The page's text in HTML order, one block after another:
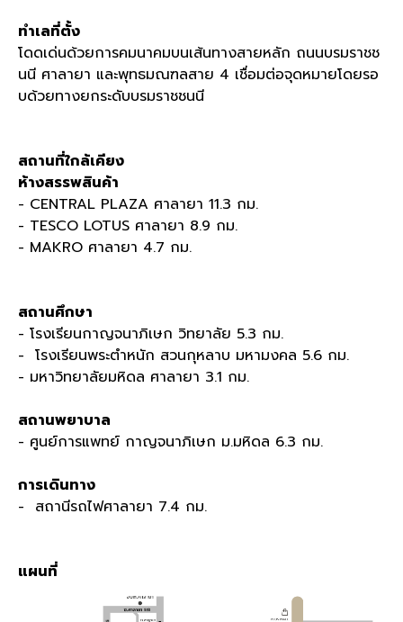
ทำเลที่ตั้ง
โดดเด่นด้วยการคมนาคมบนเส้นทางสายหลัก ถนนบรมราชช
นนี ศาลายา และพุทธมณฑลสาย 4 เชื่อมต่อจุดหมายโดยรอ
บด้วยทางยกระดับบรมราชชนนี
สถานที่ใกล้เคียง
ห้างสรรพสินค้า
- CENTRAL PLAZA ศาลายา 11.3 กม.
- TESCO LOTUS ศาลายา 8.9 กม.
- MAKRO ศาลายา 4.7 กม.
สถานศึกษา
- โรงเรียนกาญจนาภิเษก วิทยาลัย 5.3 กม.
- โรงเรียนพระตำหนัก สวนกุหลาบ มหามงคล 5.6 กม.
- มหาวิทยาลัยมหิดล ศาลายา 3.1 กม.
สถานพยาบาล
- ศูนย์การแพทย์ กาญจนาภิเษก ม.มหิดล 6.3 กม.
การเดินทาง
- สถานีรถไฟศาลายา 7.4 กม.
แผนที่